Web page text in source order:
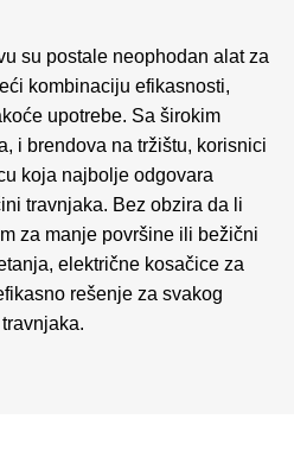
su postale neophodan alat za
kombinaciju efikasnosti,
upotrebe. Sa širokim
i brendova na tržištu, korisnici
koja najbolje odgovara
travnjaka. Bez obzira da li
za manje površine ili bežični
električne kosačice za
rešenje za svakog